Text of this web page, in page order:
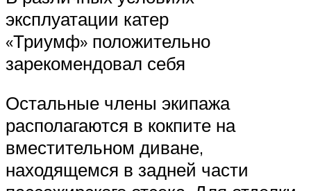
эксплуатации катер
«Триумф» положительно
зарекомендовал себя
Остальные члены экипажа
располагаются в кокпите на
вместительном диване,
находящемся в задней части